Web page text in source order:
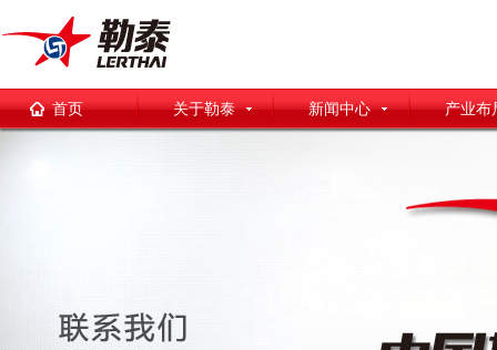
首页 关于勒泰 新闻中心 产业布